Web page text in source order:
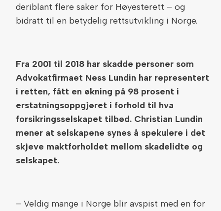
deriblant flere saker for Høyesterett – og
bidratt til en betydelig rettsutvikling i Norge.
Fra 2001 til 2018 har skadde personer som
Advokatfirmaet Ness Lundin har representert
i retten, fått en økning på 98 prosent i
erstatningsoppgjøret i forhold til hva
forsikringsselskapet tilbød. Christian Lundin
mener at selskapene synes å spekulere i det
skjeve maktforholdet mellom skadelidte og
selskapet.
– Veldig mange i Norge blir avspist med en for